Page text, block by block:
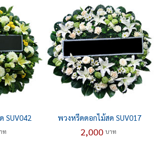
SUV042
ท
พวงหรีดดอกไม้สด SUV017
2,000 บาท